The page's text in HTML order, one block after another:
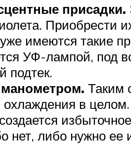
присадки.
Приобрести
имеются такие
УФ-лампой, под
подтек.
Таким
в целом.
нет, либо нужно ее